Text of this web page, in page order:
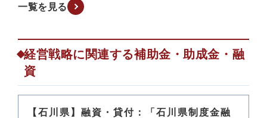
一覧を見る
経営戦略に関連する補助金・助成金・融
資
【石川県】融資・貸付：「石川県制度金融